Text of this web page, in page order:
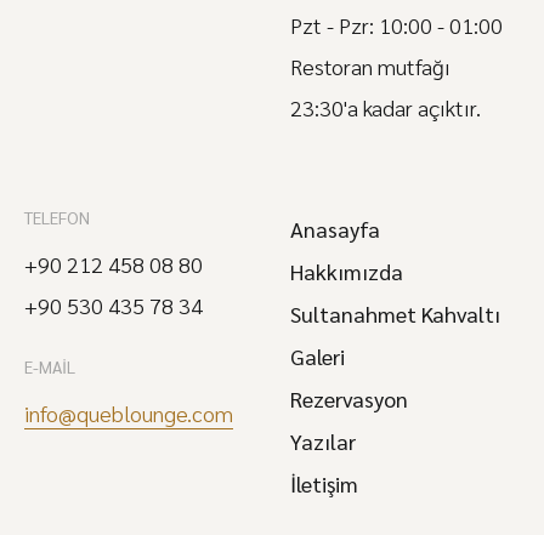
Pzt - Pzr: 10:00 - 01:00
Restoran mutfağı
23:30'a kadar açıktır.
TELEFON
+90 212 458 08 80
+90 530 435 78 34
E-MAIL
info@queblounge.com
Anasayfa
Hakkımızda
Sultanahmet Kahvaltı
Galeri
Rezervasyon
Yazılar
İletişim